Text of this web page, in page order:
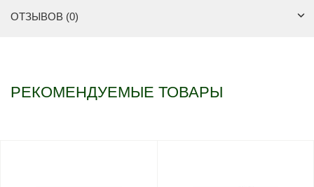
ОТЗЫВОВ (0)
РЕКОМЕНДУЕМЫЕ ТОВАРЫ